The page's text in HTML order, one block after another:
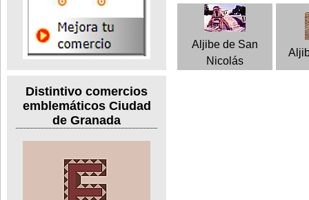
Distintivo comercios
emblemáticos Ciudad
de Granada
Aljibe de San
Nicolás